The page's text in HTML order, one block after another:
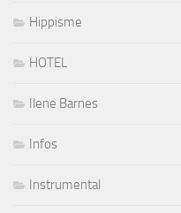
Hippisme
HOTEL
Ilene Barnes
Infos
Instrumental